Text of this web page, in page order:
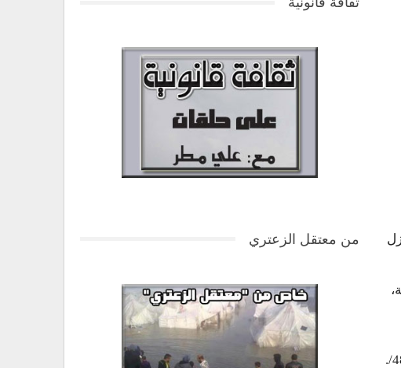
من معتقل الزعتري